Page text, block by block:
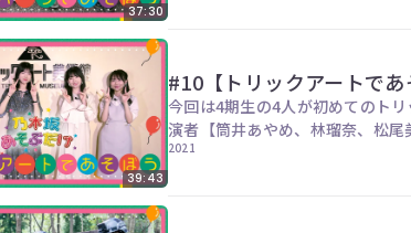
37:30
39:43
#10【トリックアートであ
今回は4期生の4人が初めてのトリ
演者【筒井あやめ、林瑠奈、松尾
2021